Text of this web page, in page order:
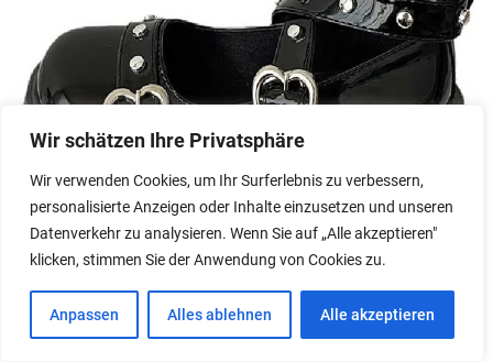
Wir schätzen Ihre Privatsphäre
Wir verwenden Cookies, um Ihr Surferlebnis zu verbessern,
personalisierte Anzeigen oder Inhalte einzusetzen und unseren
Datenverkehr zu analysieren. Wenn Sie auf „Alle akzeptieren"
klicken, stimmen Sie der Anwendung von Cookies zu.
Anpassen Alles ablehnen Alle akzeptieren
Schuhe
Women’s Platform Mary Jane Shoes:
Die Perfekte Mischung aus Süß, Sexy